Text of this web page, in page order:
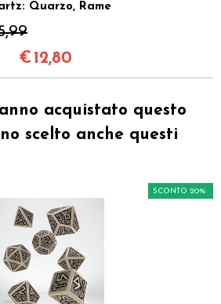
Quarzo, Rame
€ 12,80
acquistato questo
scelto anche questi
SCONTO 20%